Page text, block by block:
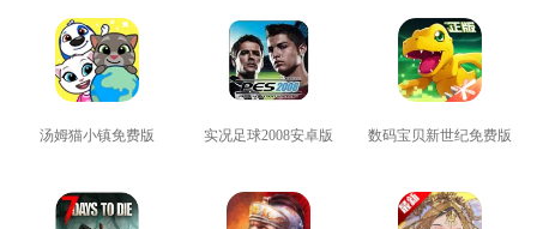
汤姆猫小镇免费版 实况足球2008安卓版 数码宝贝新世纪免费版